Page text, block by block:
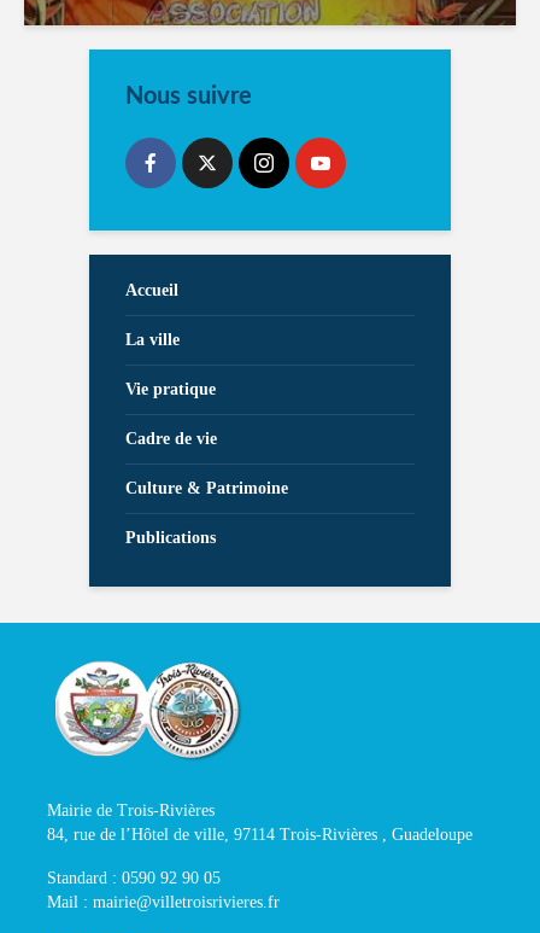
Nous suivre
Accueil
La ville
Vie pratique
Cadre de vie
Culture & Patrimoine
Publications
Mairie de Trois-Rivières
84, rue de l’Hôtel de ville, 97114 Trois-Rivières , Guadeloupe
Standard : 0590 92 90 05
Mail : mairie@villetroisrivieres.fr